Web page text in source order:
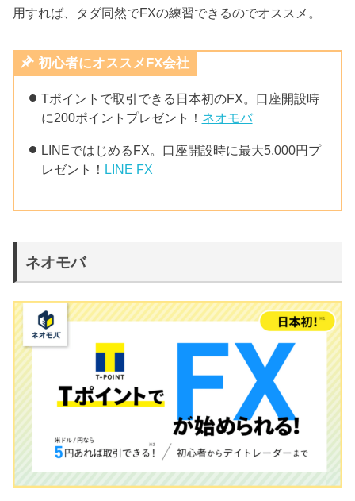
用すれば、タダ同然でFXの練習できるのでオススメ。
初心者にオススメFX会社
Tポイントで取引できる日本初のFX。口座開設時
に200ポイントプレゼント！ ネオモバ
LINEではじめるFX。口座開設時に最大5,000円プ
レゼント！ LINE FX
ネオモバ